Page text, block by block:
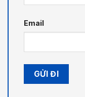
Email